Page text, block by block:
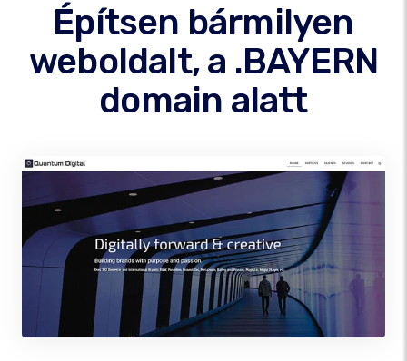
Építsen bármilyen
weboldalt, a .BAYERN
domain alatt